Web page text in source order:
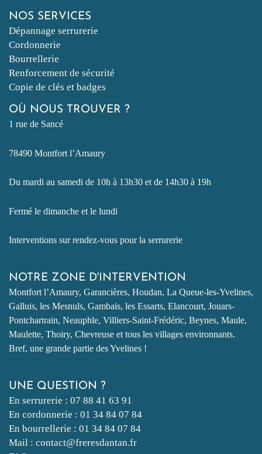
NOS SERVICES
Dépannage serrurerie
Cordonnerie
Bourrellerie
Renforcement de sécurité
Copie de clés et badges
OÙ NOUS TROUVER ?
1 rue de Sancé
78490 Montfort l’Amaury
Du mardi au samedi de 10h à 13h30 et de 14h30 à 19h
Fermé le dimanche et le lundi
Interventions sur rendez-vous pour la serrurerie
NOTRE ZONE D'INTERVENTION
Montfort l’Amaury, Garancières, Houdan, La Queue-les-Yvelines,
Galluis, les Mesnuls, Gambais, les Essarts, Elancourt, Jouars-
Pontchartrain, Neauphle, Villiers-Saint-Frédéric, Beynes, Maule,
Maulette, Thoiry, Chevreuse et tous les villages environnants.
Bref, une grande partie des Yvelines !
UNE QUESTION ?
En serrurerie : 07 88 41 63 91
En cordonnerie : 01 34 84 07 84
En bourrellerie : 01 34 84 07 84
Mail : contact@freresdantan.fr